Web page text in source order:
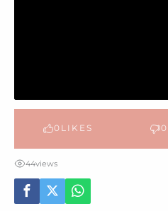
0 LIKES 0
44views